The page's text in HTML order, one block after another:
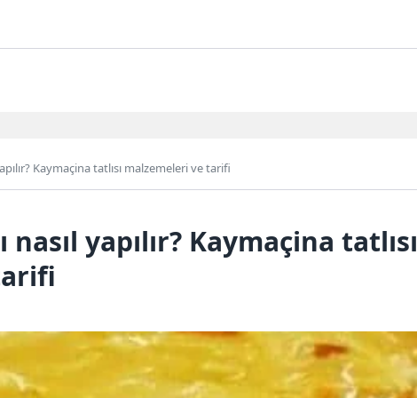
Kaymaçina tatlısı malzemeleri ve tarifi
yapılır? Kaymaçina tatlısı